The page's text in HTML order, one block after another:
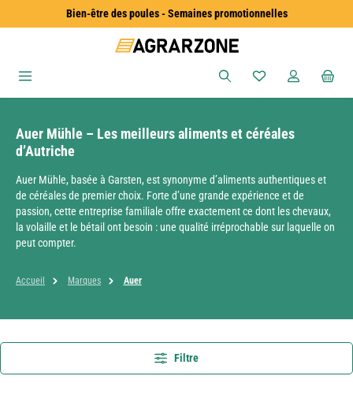
Passer au contenu principalBien-être des poules - Semaines promotionnelles
Vous avez 0
Auer Mühle – Les meilleurs aliments et céréales
d’Autriche
Auer Mühle, basée à Garsten, est synonyme d’aliments authentiques et
de céréales de premier choix. Forte d’une grande expérience et de
passion, cette entreprise familiale offre exactement ce dont les chevaux,
la volaille et le bétail ont besoin : une qualité irréprochable sur laquelle on
peut compter.
Accueil Marques Auer
Filtre